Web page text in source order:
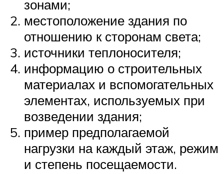
зонами;
местоположение здания по
отношению к сторонам света;
источники теплоносителя;
информацию о строительных
материалах и вспомогательных
элементах, используемых при
возведении здания;
пример предполагаемой
нагрузки на каждый этаж, режим
и степень посещаемости.